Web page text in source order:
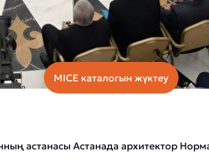
MICE каталогын жүктеу
астанасы Астанада архитектор